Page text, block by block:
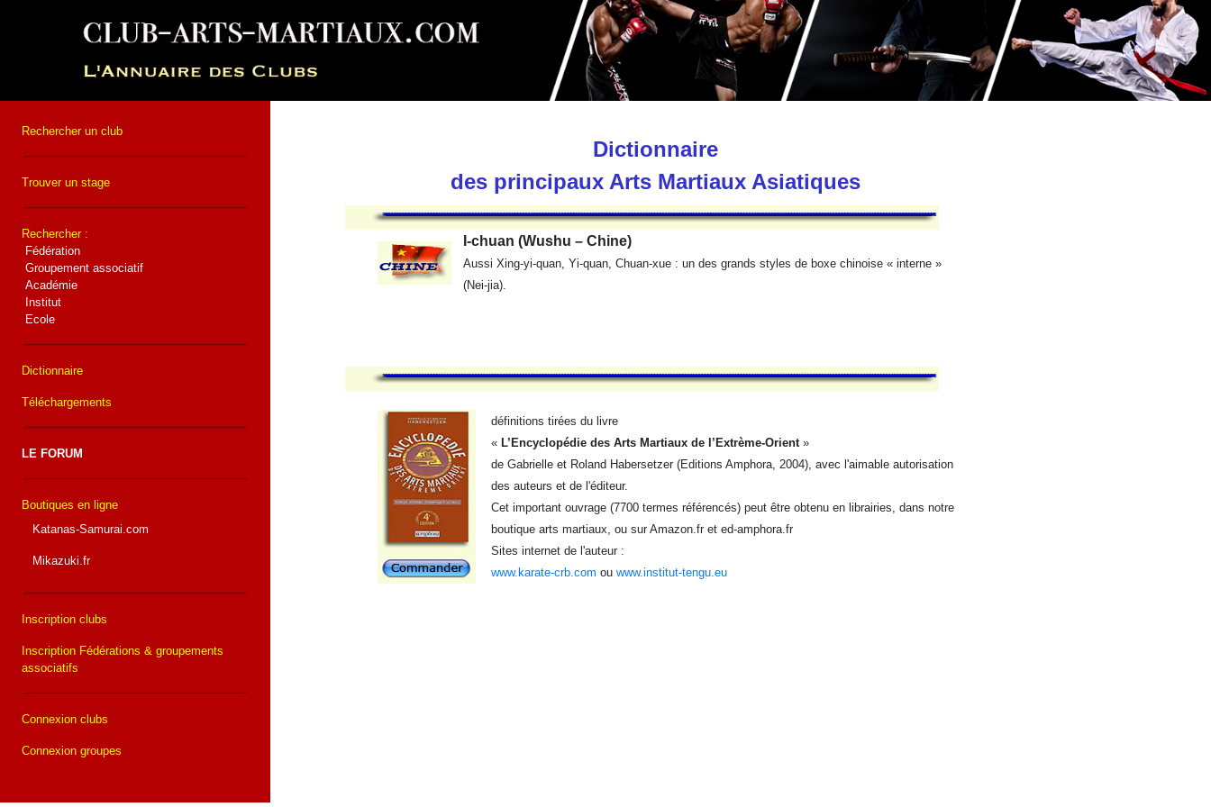
Rechercher un club
Trouver un stage
Rechercher :
Fédération
Groupement associatif
Académie
Institut
Ecole
Dictionnaire
Téléchargements
LE FORUM
Boutiques en ligne
Katanas-Samurai.com
Mikazuki.fr
Inscription clubs
Inscription Fédérations & groupements
associatifs
Connexion clubs
Connexion groupes
Dictionnaire
des principaux Arts Martiaux Asiatiques
I-chuan (Wushu – Chine)
Aussi Xing-yi-quan, Yi-quan, Chuan-xue : un des grands styles de boxe chinoise « interne »
(Nei-jia).
définitions tirées du livre
« L’Encyclopédie des Arts Martiaux de l’Extrème-Orient»
de Gabrielle et Roland Habersetzer (Editions Amphora, 2004), avec l'aimable autorisation
des auteurs et de l'éditeur.
Cet important ouvrage (7700 termes référencés) peut être obtenu en librairies, dans notre
boutique arts martiaux, ou sur Amazon.fr et ed-amphora.fr
Sites internet de l'auteur :
www.karate-crb.com ou www.institut-tengu.eu